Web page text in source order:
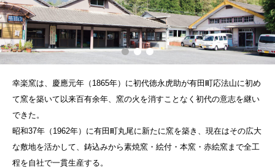
幸楽窯は、慶應元年（1865年）に初代徳永虎助が有田町応法山に初め
て窯を築いて以来百有余年、窯の火を消すことなく初代の意志を継い
できた。
昭和37年（1962年）に有田町丸尾に新たに窯を築き、現在はその広大
な敷地を活かして、鋳込みから素焼窯・絵付・本窯・赤絵窯まで全工
程を自社で一貫生産する。